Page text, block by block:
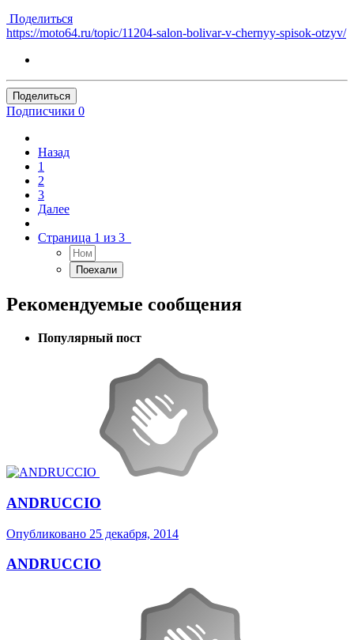
Поделиться
https://moto64.ru/topic/11204-salon-bolivar-v-chernyy-spisok-otzyv/
Поделиться
Подписчики 0
Назад
1
2
3
Далее
Страница 1 из 3
Рекомендуемые сообщения
Популярный пост
ANDRUCCIO
Опубликовано 25 декабря, 2014
ANDRUCCIO